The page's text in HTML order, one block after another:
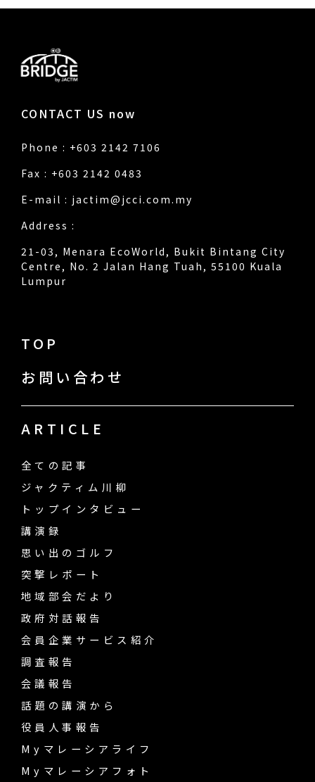
CONTACT US now
Phone : +603 2142 7106
Fax : +603 2142 0483
E-mail : jactim@jcci.com.my
Address :
21-03, Menara EcoWorld, Bukit Bintang City
Centre, No. 2 Jalan Hang Tuah, 55100 Kuala
Lumpur
TOP
お問い合わせ
ARTICLE
全ての記事
ジャクティム川柳
トップインタビュー
講演録
思い出のゴルフ
突撃レポート
地域部会だより
政府対話報告
会員企業サービス紹介
調査報告
会議報告
話題の講演から
役員人事報告
Myマレーシアライフ
Myマレーシアフォト